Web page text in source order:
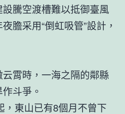
騰空渡槽難以抵御臺風
膽采用“倒虹吸管”設計，
霄時，一海之隔的鄰縣
斗爭。
東山已有8個月不曾下